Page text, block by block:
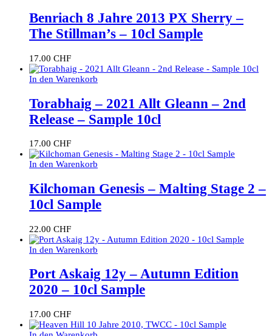
Benriach 8 Jahre 2013 PX Sherry –
The Stillman’s – 10cl Sample
17.00 CHF
In den Warenkorb
Torabhaig – 2021 Allt Gleann – 2nd
Release – Sample 10cl
17.00 CHF
In den Warenkorb
Kilchoman Genesis – Malting Stage 2 –
10cl Sample
22.00 CHF
In den Warenkorb
Port Askaig 12y – Autumn Edition
2020 – 10cl Sample
17.00 CHF